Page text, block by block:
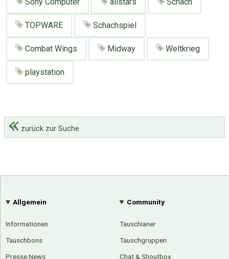
Mit Email Twitter Facebook
Google Neu hier?
Über Tauschbu↔de
Mediadaten
Presse News
Kategorien
Erweitere Suche
Suchanfragen
Tagwolke
TOPWARE Schachspiel
Combat Wings Midway Weltkrieg
playstation
zurück zur Suche
Allgemein
Informationen
Tauschbons
Presse News
Community
Tauschianer
Tauschgruppen
Chat & Shoutbox